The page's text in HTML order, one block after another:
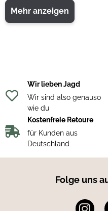
Mehr anzeigen
Wir lieben Jagd
Wir sind also genauso
wie du
Kostenfreie Retoure
für Kunden aus
Deutschland
Folge uns